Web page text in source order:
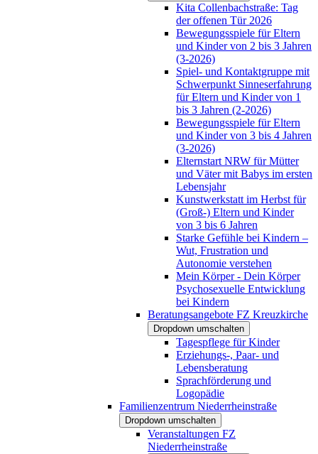
Kita Collenbachstraße: Tag
der offenen Tür 2026
Bewegungsspiele für Eltern
und Kinder von 2 bis 3 Jahren
(3-2026)
Spiel- und Kontaktgruppe mit
Schwerpunkt Sinneserfahrung
für Eltern und Kinder von 1
bis 3 Jahren (2-2026)
Bewegungsspiele für Eltern
und Kinder von 3 bis 4 Jahren
(3-2026)
Elternstart NRW für Mütter
und Väter mit Babys im ersten
Lebensjahr
Kunstwerkstatt im Herbst für
(Groß-) Eltern und Kinder
von 3 bis 6 Jahren
Starke Gefühle bei Kindern –
Wut, Frustration und
Autonomie verstehen
Mein Körper - Dein Körper
Psychosexuelle Entwicklung
bei Kindern
Beratungsangebote FZ Kreuzkirche
Dropdown umschalten
Tagespflege für Kinder
Erziehungs-, Paar- und
Lebensberatung
Sprachförderung und
Logopädie
Familienzentrum Niederrheinstraße
Dropdown umschalten
Veranstaltungen FZ
Niederrheinstraße